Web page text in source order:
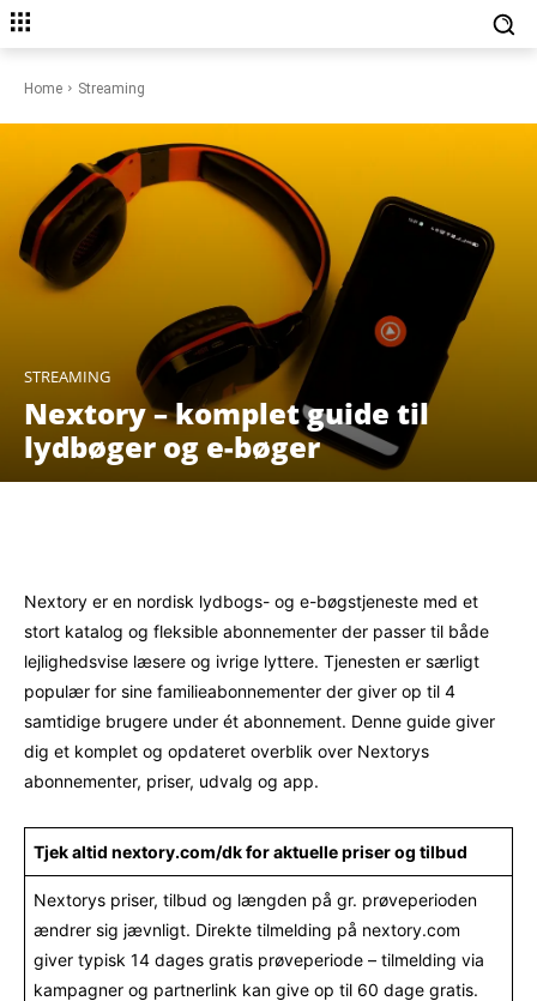
Home Streaming
STREAMING
Nextory – komplet guide til
lydbøger og e-bøger
Nextory er en nordisk lydbogs- og e-bøgstjeneste med et
stort katalog og fleksible abonnementer der passer til både
lejlighedsvise læsere og ivrige lyttere. Tjenesten er særligt
populær for sine familieabonnementer der giver op til 4
samtidige brugere under ét abonnement. Denne guide giver
dig et komplet og opdateret overblik over Nextorys
abonnementer, priser, udvalg og app.
Tjek altid nextory.com/dk for aktuelle priser og tilbud
Nextorys priser, tilbud og længden på gr. prøveperioden
ændrer sig jævnligt. Direkte tilmelding på nextory.com
giver typisk 14 dages gratis prøveperiode – tilmelding via
kampagner og partnerlink kan give op til 60 dage gratis.